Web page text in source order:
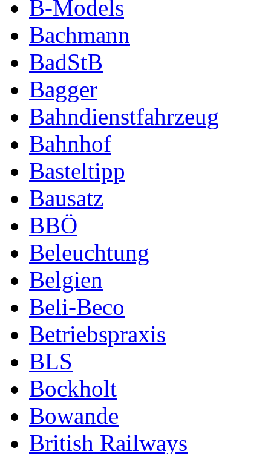
B-Models
Bachmann
BadStB
Bagger
Bahndienstfahrzeug
Bahnhof
Basteltipp
Bausatz
BBÖ
Beleuchtung
Belgien
Beli-Beco
Betriebspraxis
BLS
Bockholt
Bowande
British Railways